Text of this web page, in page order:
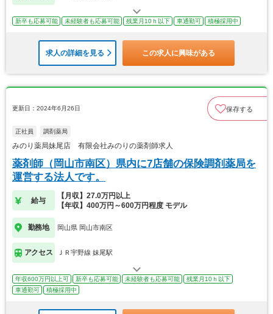
新卒も応募可能 未経験者も応募可能 残業月10ｈ以下 車通勤可 積極採用中
求人の詳細を見る この求人に興味がある
更新日：2024年6月26日 保存する
正社員 調剤薬局
みのり薬局妹尾店 有限会社みのりの薬剤師求人
薬剤師（岡山市南区）県内に7店舗の保険調剤薬局を
運営する法人です。
給与
【月収】27.0万円以上
【年収】400万円～600万円程度 モデル
勤務地 岡山県 岡山市南区
アクセス ＪＲ宇野線 妹尾駅
年収600万円以上可 新卒も応募可能 未経験者も応募可能
残業月10ｈ以下
車通勤可
積極採用中